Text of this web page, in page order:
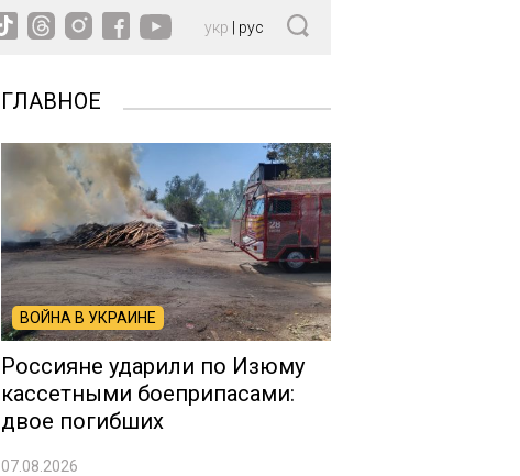
укр рус
ГЛАВНОЕ
ВОЙНА В УКРАИНЕ
Россияне ударили по Изюму
кассетными боеприпасами:
двое погибших
07.08.2026